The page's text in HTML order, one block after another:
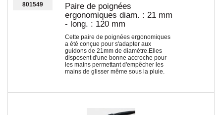
801549
Paire de poignées
ergonomiques diam. : 21 mm
- long. : 120 mm
Cette paire de poignées ergonomiques
a été conçue pour s'adapter aux
guidons de 21mm de diamètre.Elles
disposent d'une bonne accroche pour
les mains permettant d'empêcher les
mains de glisser même sous la pluie.